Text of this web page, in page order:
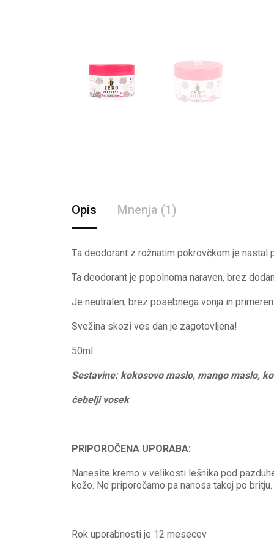
Opis Mnenja (1)
Ta deodorant z rožnatim pokrovčkom je nastal
Ta deodorant je popolnoma naraven, brez
Je neutralen, brez posebnega vonja in
Svežina skozi ves dan je zagotovljena!
50ml
Sestavine: kokosovo maslo, mango maslo,
čebelji vosek
PRIPOROČENA UPORABA:
Nanesite kremo v velikosti lešnika pod
kožo. Ne priporočamo pa nanosa takoj po britju.
Rok uporabnosti je 12 mesecev